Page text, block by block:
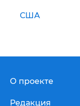
США
О проекте
Редакция